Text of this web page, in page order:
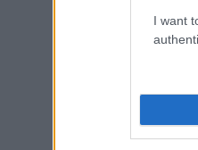
I want